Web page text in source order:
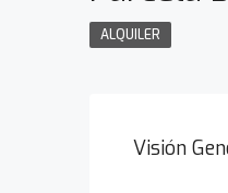
ALQUILER
Visión